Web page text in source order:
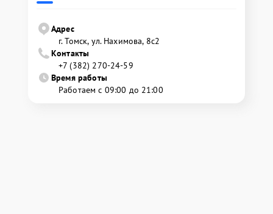
Адрес
г. Томск, ул. Нахимова, 8с2
Контакты
+7 (382) 270-24-59
Время работы
Работаем с 09:00 до 21:00